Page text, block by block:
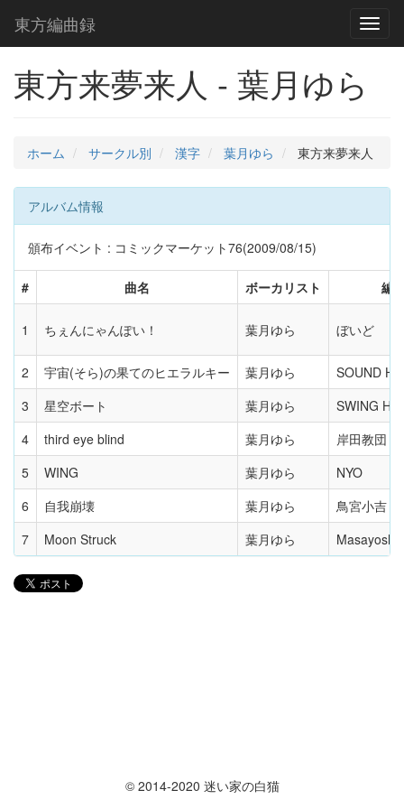
東方編曲録
東方来夢来人 - 葉月ゆら
ホーム サークル別 漢字 葉月ゆら 東方来夢来人
アルバム情報
頒布イベント : コミックマーケット76(2009/08/15)
# 曲名 ボーカリスト 編
1 ちぇんにゃんぽい！ 葉月ゆら ぼいど
2 宇宙(そら)の果てのヒエラルキー 葉月ゆら
SOUND
3
星空ボート 葉月ゆら
SWING
4
third eye blind 葉月ゆら
岸田教団
5
WING 葉月ゆら
NYO
6
自我崩壊 葉月ゆら
鳥宮小吉
7
Moon Struck 葉月ゆら Masayoshi
© 2014-2020 迷い家の白猫